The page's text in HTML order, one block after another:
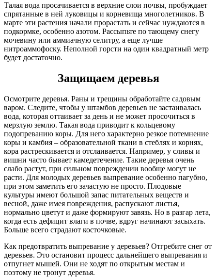
Талая вода просачивается в верхние слои почвы, пробуждает
спрятанные в ней луковицы и корневища многолетников. В
марте эти растения начали прорастать и сейчас нуждаются в
подкормке, особенно азотом. Рассыпьте по тающему снегу
мочевину или аммиачную селитру, а еще лучше
нитроаммофоску. Неполной горсти на один квадратный метр
будет достаточно.
Защищаем деревья
Осмотрите деревья. Раны и трещины обработайте садовым
варом. Следите, чтобы у штамбов деревьев не застаивалась
вода, которая оттаивает за день и не может просочиться в
мерзлую землю. Такая вода приводит к кольцевому
подопреванию коры. Для него характерно резкое потемнение
коры и камбия – образовательной ткани в стеблях и корнях,
кора растрескивается и отслаивается. Например, у сливы и
вишни часто бывает камедетечение. Такие деревья очень
слабо растут, при сильном повреждении вообще могут не
расти. Для молодых деревьев выпревание особенно пагубно,
при этом заметить его зачастую не просто. Плодовые
культуры имеют большой запас питательных веществ и
весной, даже имея повреждения, распускают листья,
нормально цветут и даже формируют завязь. Но в разгар лета,
когда есть дефицит влаги в почве, вдруг начинают засыхать.
Больше всего страдают косточковые.
Как предотвратить выпревание у деревьев? Отгребите снег от
деревьев. Это остановит процесс дальнейшего выпревания и
отпугнет мышей. Они не ходят по открытым местам и
поэтому не тронут деревья.